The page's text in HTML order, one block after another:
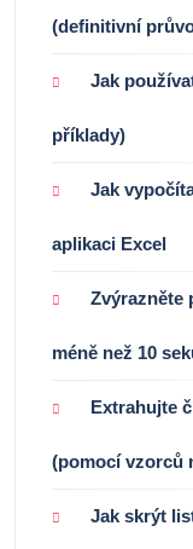
(definitivní
Jak
příklady)
Jak
aplikaci Excel
Zvýrazněte
méně než 10
Extrahujte
(pomocí vzorců
Jak skrýt